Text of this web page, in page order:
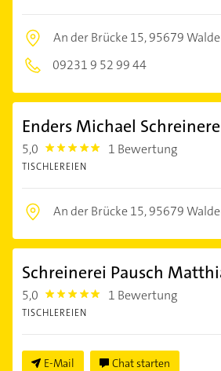
An der Brücke 15,95679
09231 9 52 99 44
Enders Michael
5,0 5.0 1 Bewertung
TISCHLEREIEN
An der Brücke 15,95679
Schreinerei Pausch
5,0 5.0 1 Bewertung
TISCHLEREIEN
E-Mail Chat starten